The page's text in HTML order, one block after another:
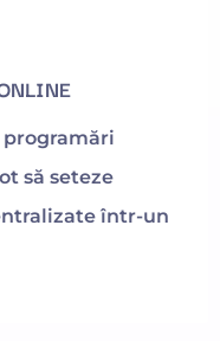
să seteze
într-un